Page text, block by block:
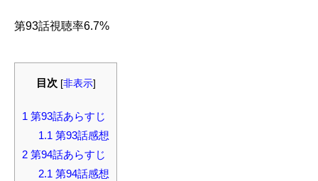
第93話視聴率6.7%
目次 [非表示]
1 第93話あらすじ
1.1 第93話感想
2 第94話あらすじ
2.1 第94話感想